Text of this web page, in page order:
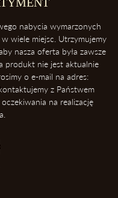
nabycia wymarzonych
wiele miejsc. Utrzymujemy
nasza oferta była zawsze
produkt nie jest aktualnie
o e-mail na adres:
z Państwem
na realizację